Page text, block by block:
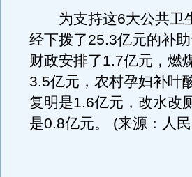
为支持这6大公共卫
经下拨了25.3亿元的补
财政安排了1.7亿元，燃
3.5亿元，农村孕妇补叶
复明是1.6亿元，改水改
是0.8亿元。 (来源：人